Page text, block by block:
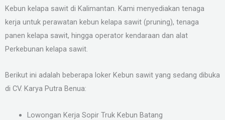
Kebun kelapa sawit di Kalimantan. Kami menyediakan tenaga
kerja untuk perawatan kebun kelapa sawit (pruning), tenaga
panen kelapa sawit, hingga operator kendaraan dan alat
Perkebunan kelapa sawit.
Berikut ini adalah beberapa loker Kebun sawit yang sedang dibuka
di CV. Karya Putra Benua:
Lowongan Kerja Sopir Truk Kebun Batang